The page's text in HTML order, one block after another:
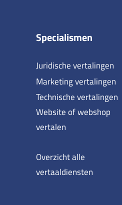
Specialismen
Juridische vertalingen
Marketing vertalingen
Technische vertalingen
Website of webshop
vertalen
Overzicht alle
vertaaldiensten